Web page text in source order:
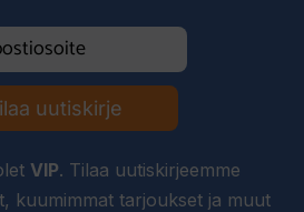
uutiskirje
VIP. Tilaa uutiskirjeemme
kuumimmat tarjoukset ja muut